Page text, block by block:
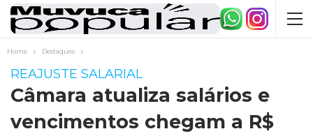
Home Destaques
REAJUSTE SALARIAL
Câmara atualiza salários e
vencimentos chegam a R$